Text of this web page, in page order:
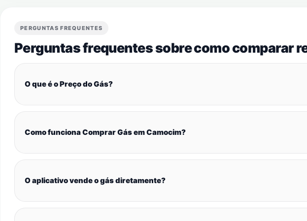
PERGUNTAS FREQUENTES
Perguntas frequentes sobre como comparar
O que é o Preço do Gás?
Como funciona Comprar Gás em Camocim?
O aplicativo vende o gás diretamente?